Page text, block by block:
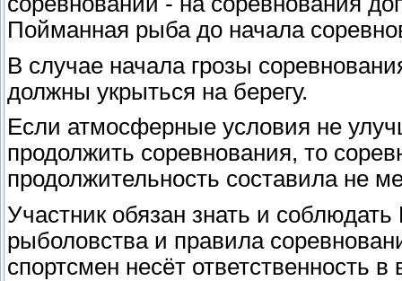
Пойманная рыба до начала
В случае начала грозы
должны укрыться на берегу.
Если атмосферные условия не
продолжить соревнования, то
продолжительность составила не
Участник обязан знать и
рыболовства и правила
спортсмен несёт ответственность